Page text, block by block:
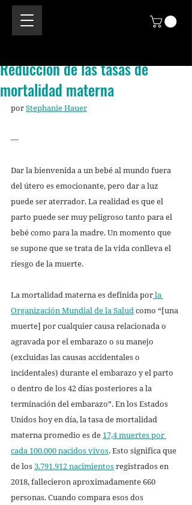
Reducción de las tasas de
mortalidad materna
por Stephanie Hauer
—
Dar la bienvenida a un bebé al mundo fuera
del útero es emocionante, pero dar a luz
puede ser aterrador. La realidad es que el
parto puede ser muy peligroso tanto para el
bebé como para la madre. Un momento que
se supone que se trata de la vida conlleva el
riesgo de la muerte.
La mortalidad materna es definida por la
Organización Mundial de la Salud como “[una
muerte] por cualquier causa relacionada o
agravada por el embarazo o su manejo
(excluidas las causas accidentales o
incidentales) durante el embarazo y el parto
o dentro de los 42 días posteriores a la
terminación del embarazo”. En los Estados
Unidos hoy en día, la tasa de mortalidad
materna promedio es de 17,4 muertes por
cada 100.000 nacidos vivos. Esto significa que
de los 3.791.912 nacimientos registrados en
2018, fallecieron aproximadamente 660
personas. Cuando compara esos dos